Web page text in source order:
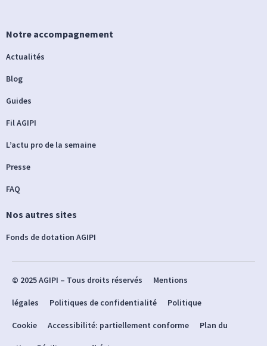
Notre accompagnement
Actualités
Blog
Guides
Fil AGIPI
L’actu pro de la semaine
Presse
FAQ
Nos autres sites
Fonds de dotation AGIPI
© 2025 AGIPI – Tous droits réservés Mentions
légales Politiques de confidentialité Politique
Cookie Accessibilité: partiellement conforme Plan du